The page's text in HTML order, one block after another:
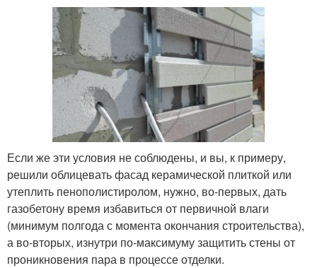
Если же эти условия не соблюдены, и вы, к примеру,
решили облицевать фасад керамической плиткой или
утеплить пенополистиролом, нужно, во-первых, дать
газобетону время избавиться от первичной влаги
(минимум полгода с момента окончания строительства),
а во-вторых, изнутри по-максимуму защитить стены от
проникновения пара в процессе отделки.